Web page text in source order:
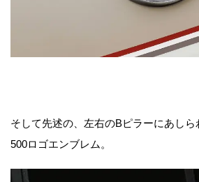
そして先述の、左右のBピラーにあし
500ロゴエンブレム。